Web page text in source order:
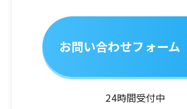
お問い合わせフォーム
24時間受付中